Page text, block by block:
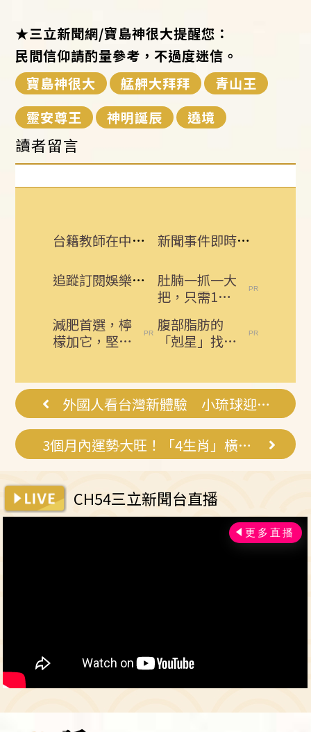
★三立新聞網/寶島神很大提醒您：
民間信仰請酌量參考，不過度迷信。
寶島神很大
艋舺大拜拜
青山王
靈安尊王
神明誕辰 遶境
讀者留言
台籍教師在中國被拘禁！海基會揭可能原因 新聞事件即時更新 所有消息一手掌握！
追蹤訂閱娛樂星聞 給你最即時的娛樂星鮮事
肚腩一抓一大
把，只需1個
雞蛋，用一個
瘦一個
減肥首選，檸
檬加它，堅持
疑人生
腹部脂肪的
「剋星」找到
囊，瘦出...
外國人看台灣新體驗 小琉球迎王忙什麼？
3個月內運勢大旺！「4生肖」橫財大賺特賺
CH54三立新聞台直播